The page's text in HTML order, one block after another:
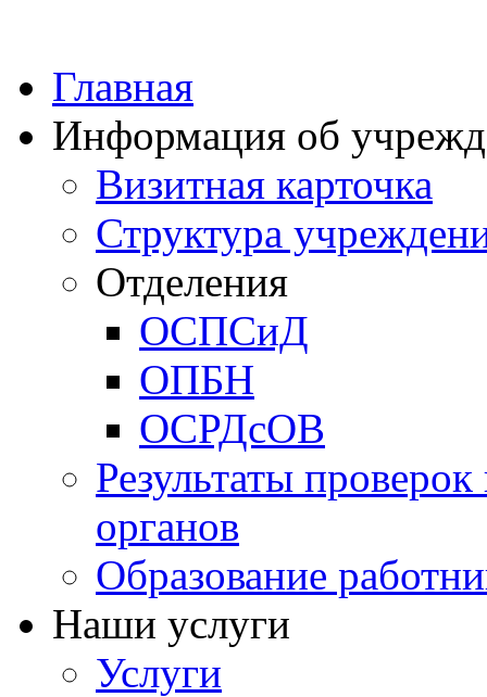
Главная
Информация об
Визитная карточка
Структура
Отделения
ОСПСиД
ОПБН
ОСРДсОВ
Результаты
органов
Образование
Наши услуги
Услуги